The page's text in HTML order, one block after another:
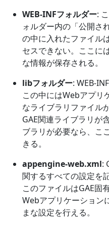
WEB-INFフォルダー:
ォルダー内の「公開さ
の中に入れたファイル
セスできない。ここに
な情報が保存される。
libフォルダー: WEB-
この中にはWebアプリ
なライブラリファイル
GAE関連ライブラリが
ブラリが必要なら、こ
きる。
appengine-web.xml:
関するすべての設定を
このファイルはGAE固
Webアプリケーション
まな設定を行える。